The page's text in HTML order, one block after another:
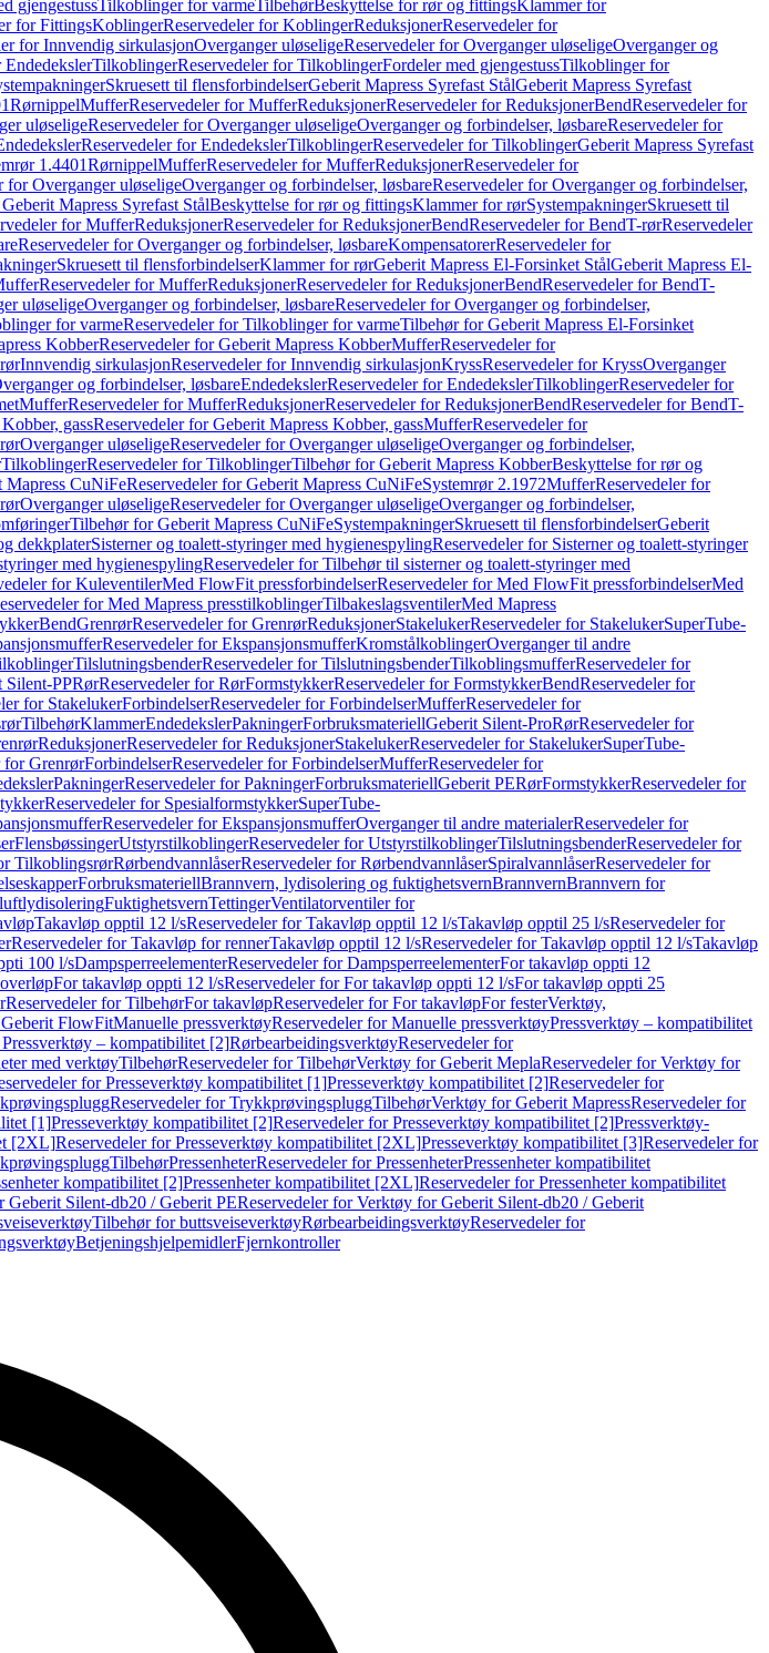
gjengestussTilkoblinger for varmeTilbehørBeskyttelse for rør og fittingsKlammer for
for FittingsKoblingerReservedeler for KoblingerReduksjonerReservedeler for
for Innvendig sirkulasjonOverganger uløseligeReservedeler for Overganger uløseligeOverganger og
EndedekslerTilkoblingerReservedeler for TilkoblingerFordeler med gjengestussTilkoblinger for
Skruesett til flensforbindelserGeberit Mapress Syrefast StålGeberit Mapress Syrefast
RørnippelMufferReservedeler for MufferReduksjonerReservedeler for ReduksjonerBendReservedeler for
uløseligeReservedeler for Overganger uløseligeOverganger og forbindelser, løsbareReservedeler for
Reservedeler for EndedekslerTilkoblingerReservedeler for TilkoblingerGeberit Mapress Syrefast
1.4401RørnippelMufferReservedeler for MufferReduksjonerReservedeler for
for Overganger uløseligeOverganger og forbindelser, løsbareReservedeler for Overganger og forbindelser,
Mapress Syrefast StålBeskyttelse for rør og fittingsKlammer for rørSystempakningerSkruesett til
for MufferReduksjonerReservedeler for ReduksjonerBendReservedeler for BendT-rørReservedeler
Reservedeler for Overganger og forbindelser, løsbareKompensatorerReservedeler for
Skruesett til flensforbindelserKlammer for rørGeberit Mapress El-Forsinket StålGeberit Mapress El-
Reservedeler for MufferReduksjonerReservedeler for ReduksjonerBendReservedeler for BendT-
uløseligeOverganger og forbindelser, løsbareReservedeler for Overganger og forbindelser,
for varmeReservedeler for Tilkoblinger for varmeTilbehør for Geberit Mapress El-Forsinket
KobberReservedeler for Geberit Mapress KobberMufferReservedeler for
Innvendig sirkulasjonReservedeler for Innvendig sirkulasjonKryssReservedeler for KryssOverganger
og forbindelser, løsbareEndedekslerReservedeler for EndedekslerTilkoblingerReservedeler for
MufferReservedeler for MufferReduksjonerReservedeler for ReduksjonerBendReservedeler for BendT-
gassReservedeler for Geberit Mapress Kobber, gassMufferReservedeler for
Overganger uløseligeReservedeler for Overganger uløseligeOverganger og forbindelser,
TilkoblingerReservedeler for TilkoblingerTilbehør for Geberit Mapress KobberBeskyttelse for rør og
Mapress CuNiFeReservedeler for Geberit Mapress CuNiFeSystemrør 2.1972MufferReservedeler for
Overganger uløseligeReservedeler for Overganger uløseligeOverganger og forbindelser,
Tilbehør for Geberit Mapress CuNiFeSystempakningerSkruesett til flensforbindelserGeberit
dekkplaterSisterner og toalett-styringer med hygienespylingReservedeler for Sisterner og toalett-styringer
med hygienespylingReservedeler for Tilbehør til sisterner og toalett-styringer med
for KuleventilerMed FlowFit pressforbindelserReservedeler for Med FlowFit pressforbindelserMed
for Med Mapress presstilkoblingerTilbakeslagsventilerMed Mapress
BendGrenrørReservedeler for GrenrørReduksjonerStakelukerReservedeler for StakelukerSuperTube-
Reservedeler for EkspansjonsmufferKromstålkoblingerOverganger til andre
TilslutningsbenderReservedeler for TilslutningsbenderTilkoblingsmufferReservedeler for
Silent-PPRørReservedeler for RørFormstykkerReservedeler for FormstykkerBendReservedeler for
for StakelukerForbindelserReservedeler for ForbindelserMufferReservedeler for
TilbehørKlammerEndedekslerPakningerForbruksmateriellGeberit Silent-ProRørReservedeler for
ReduksjonerReservedeler for ReduksjonerStakelukerReservedeler for StakelukerSuperTube-
for GrenrørForbindelserReservedeler for ForbindelserMufferReservedeler for
PakningerReservedeler for PakningerForbruksmateriellGeberit PERørFormstykkerReservedeler for
Reservedeler for SpesialformstykkerSuperTube-
Reservedeler for EkspansjonsmufferOverganger til andre materialerReservedeler for
FlensbøssingerUtstyrstilkoblingerReservedeler for UtstyrstilkoblingerTilslutningsbenderReservedeler for
TilkoblingsrørRørbendvannlåserReservedeler for RørbendvannlåserSpiralvannlåserReservedeler for
ForbruksmateriellBrannvern, lydisolering og fuktighetsvernBrannvernBrannvern for
FuktighetsvernTettingerVentilatorventiler for
Takavløp opptil 12 l/sReservedeler for Takavløp opptil 12 l/sTakavløp opptil 25 l/sReservedeler for
Reservedeler for Takavløp for rennerTakavløp opptil 12 l/sReservedeler for Takavløp opptil 12 l/sTakavløp
100 l/sDampsperreelementerReservedeler for DampsperreelementerFor takavløp oppti 12
For takavløp oppti 12 l/sReservedeler for For takavløp oppti 12 l/sFor takavløp oppti 25
Reservedeler for TilbehørFor takavløpReservedeler for For takavløpFor festerVerktøy,
FlowFitManuelle pressverktøyReservedeler for Manuelle pressverktøyPressverktøy – kompatibilitet
– kompatibilitet [2]RørbearbeidingsverktøyReservedeler for
med verktøyTilbehørReservedeler for TilbehørVerktøy for Geberit MeplaReservedeler for Verktøy for
for Presseverktøy kompatibilitet [1]Presseverktøy kompatibilitet [2]Reservedeler for
Reservedeler for TrykkprøvingspluggTilbehørVerktøy for Geberit MapressReservedeler for
[1]Presseverktøy kompatibilitet [2]Reservedeler for Presseverktøy kompatibilitet [2]Pressverktøy-
[2XL]Reservedeler for Presseverktøy kompatibilitet [2XL]Presseverktøy kompatibilitet [3]Reservedeler for
TilbehørPressenheterReservedeler for PressenheterPressenheter kompatibilitet
kompatibilitet [2]Pressenheter kompatibilitet [2XL]Reservedeler for Pressenheter kompatibilitet
Geberit Silent-db20 / Geberit PEReservedeler for Verktøy for Geberit Silent-db20 / Geberit
Tilbehør for buttsveiseverktøyRørbearbeidingsverktøyReservedeler for
BetjeningshjelpemidlerFjernkontroller